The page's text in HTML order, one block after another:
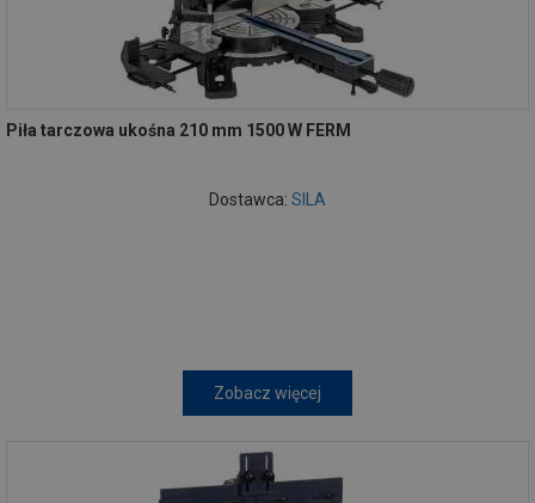
Piła tarczowa ukośna 210 mm 1500 W FERM
Dostawca: SILA
Zobacz więcej